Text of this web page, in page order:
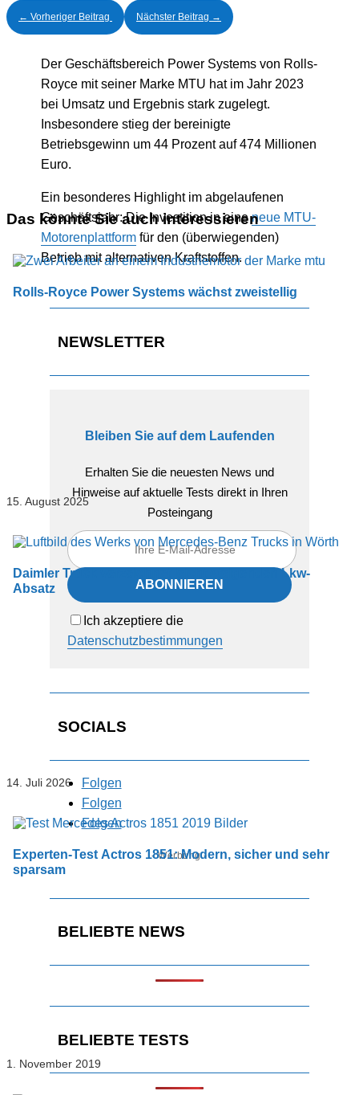
- Werbung -
Der Geschäftsbereich Power Systems von Rolls-
Royce mit seiner Marke MTU hat im Jahr 2023
bei Umsatz und Ergebnis stark zugelegt.
Insbesondere stieg der bereinigte
Betriebsgewinn um 44 Prozent auf 474 Millionen
Euro.
Ein besonderes Highlight im abgelaufenen
Geschäftsjahr: Die Investition in eineneue MTU-
Motorenplattform für den (überwiegenden)
Betrieb mit alternativen Kraftstoffen.
NEWSLETTER
Bleiben Sie auf dem Laufenden
Erhalten Sie die neuesten News und
Hinweise auf aktuelle Tests direkt in Ihren
Posteingang
Ich akzeptiere die
Datenschutzbestimmungen
SOCIALS
Folgen
Folgen
Folgen
- Werbung -
BELIEBTE NEWS
BELIEBTE TESTS
← Vorheriger Beitrag Nächster Beitrag →
Das könnte Sie auch interessieren
Rolls-Royce Power Systems wächst zweistellig
15. August 2025
Daimler Truck verzeichnet leicht steigenden Lkw-
Absatz
14. Juli 2026
Experten-Test Actros 1851: Modern, sicher und sehr
sparsam
1. November 2019